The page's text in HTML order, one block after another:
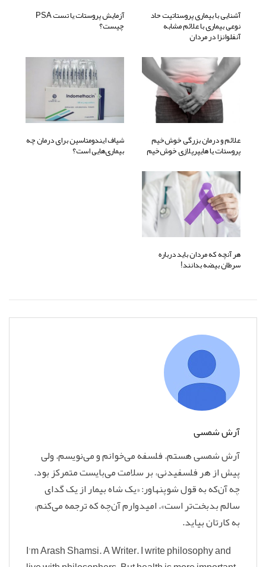
آشنایی با بیماری پروستاتیت حاد
نوعی بیماری با علائم مشابه
آنفلوانزا در مردان
آزمایش پروستات یا تست PSA
چیست؟
علائم و درمان بزرگی خوش‌خیم
پروستات یا هایپرپلازی خوش‌خیم
شیاف ایندومتاسین برای درمان چه
بیماری‌هایی است؟
هر آنچه که مردان باید درباره
سرطان بیضه بدانند!
آرش شمسی
آرش شمسی هستم. فلسفه می‌خوانم و می‌نویسم‌. ولی
پیش از هر فلسفیدنی، بر سلامت می‌بایست متمرکز بود.
چه آن‌که به قول شوپنهاور: «یک شاه بیمار از یک گدای
سالم بدبخت‌تر است». امیدوارم آن‌چه که ترجمه می‌کنم،
به کارتان بیاید.
I'm Arash Shamsi. A Writer. I write philosophy and